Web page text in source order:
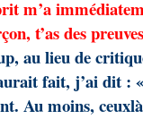
m’a
t’as des
au lieu de
fait, j’ai dit :
Au moins,